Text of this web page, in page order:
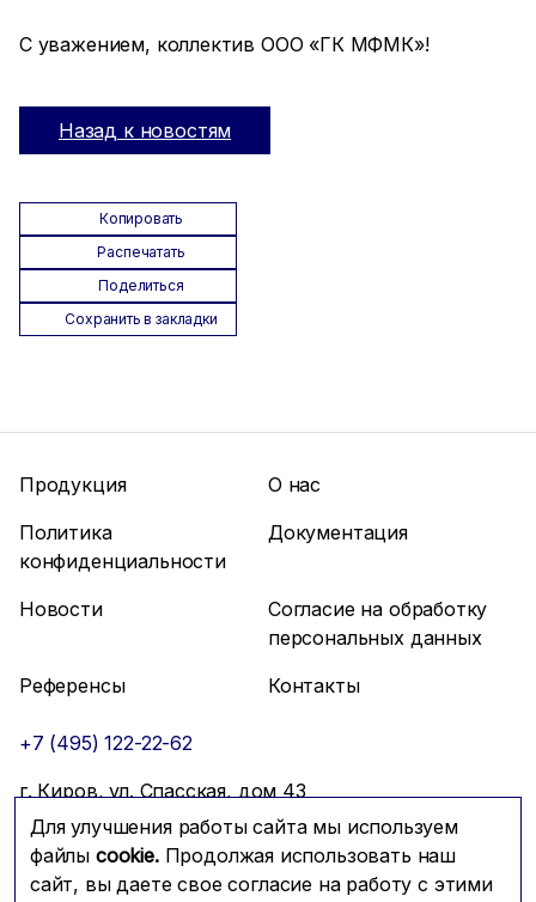
С уважением, коллектив ООО «ГК МФМК»!
Назад к новостям
Копировать
Распечатать
Поделиться
Сохранить в закладки
Для улучшения работы сайта мы используем
файлы cookie.Продолжая использовать наш
сайт, вы даете свое согласие на работу с этими
Продукция
О нас
Политика
конфиденциальности
Документация
Новости
Согласие на обработку
персональных данных
Референсы
Контакты
+7 (495) 122-22-62
г. Киров, ул. Спасская, дом 43
info@mfmc.ru
Связаться с нами